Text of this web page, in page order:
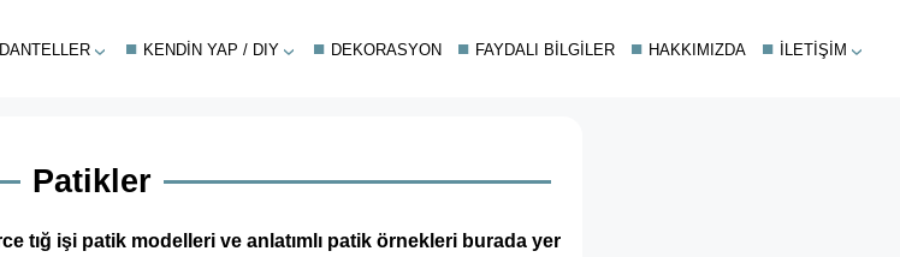
DANTELLER KENDIN YAP / DIY DEKORASYON FAYDALI BILGILER HAKKIMIZDA İLETIŞIM
Patikler
tığ işi patik modelleri ve anlatımlı patik örnekleri burada yer